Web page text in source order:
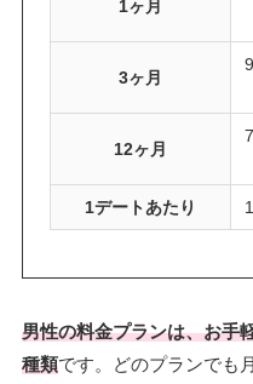
1ヶ月
3ヶ月
12ヶ月
1デートあたり
男性の料金プランは、お手
種類です。どのプランでも